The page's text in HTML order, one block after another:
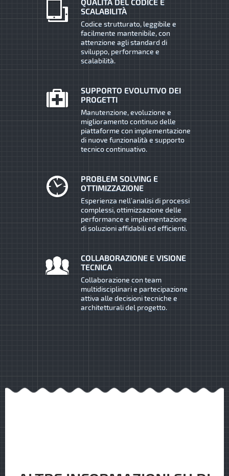
SCALABILITÀ
Codice strutturato, leggibile e
facilmente mantenibile, con
attenzione agli standard di
sviluppo, performance e
scalabilità.
SUPPORTO EVOLUTIVO DEI
PROGETTI
Manutenzione, evoluzione e
miglioramento continuo delle
piattaforme con implementazione
di nuove funzionalità e supporto
tecnico continuativo.
PROBLEM SOLVING E
OTTIMIZZAZIONE
Esperienza nell’analisi di processi
complessi, ottimizzazione delle
performance e implementazione
di soluzioni affidabili ed efficienti.
COLLABORAZIONE E VISIONE
TECNICA
Collaborazione con team
multidisciplinari e partecipazione
attiva alle decisioni tecniche e
architetturali del progetto.